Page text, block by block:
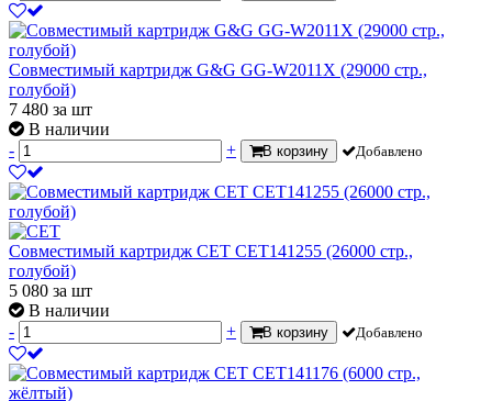
Совместимый картридж G&G GG-W2011X (29000 стр.,
голубой)
7 480 за шт
В наличии
-
+ В корзину Добавлено
Совместимый картридж CET CET141255 (26000 стр.,
голубой)
5 080 за шт
В наличии
-
+ В корзину Добавлено